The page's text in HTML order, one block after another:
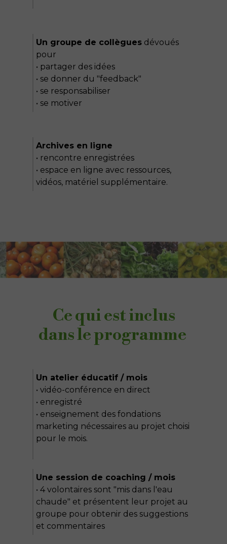
Un groupe de collègues dévoués
pour
• partager des idées
• se donner du "feedback"
• se responsabiliser
• se motiver
Archives en ligne
• rencontre enregistrées
• espace en ligne avec ressources,
vidéos, matériel supplémentaire.
Ce qui est inclus
dans le programme
Une session de coaching / mois
• 4 volontaires sont "mis dans l'eau
chaude" et présentent leur projet au
groupe pour obtenir des suggestions
et commentaires
Un atelier éducatif / mois
• vidéo-conférence en direct
• enregistré
• enseignement des fondations
marketing nécessaires au projet choisi
pour le mois.